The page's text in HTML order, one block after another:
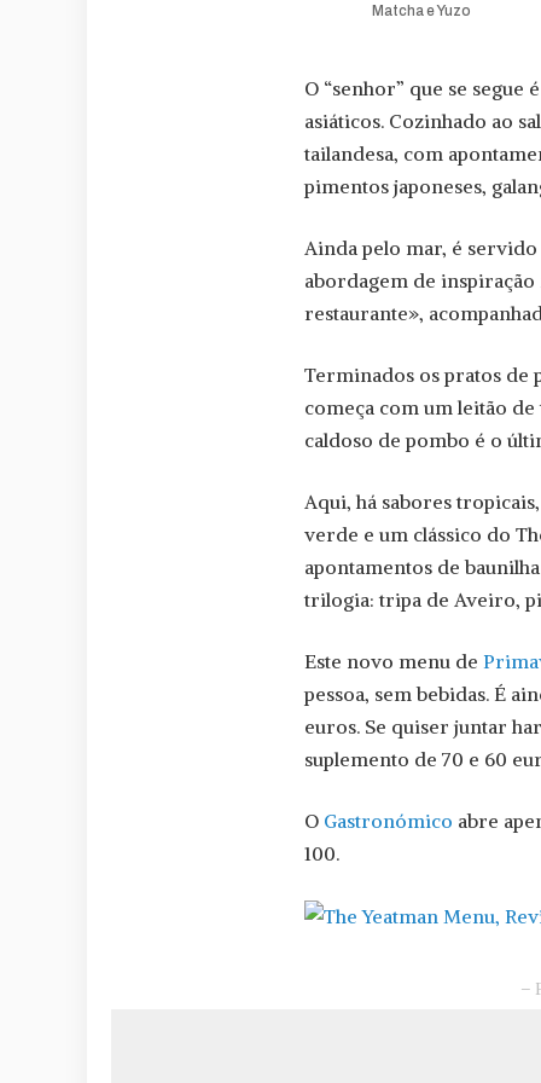
Matcha e Yuzo
O “senhor” que se segue
asiáticos. Cozinhado ao
tailandesa, com
pimentos japoneses,
Ainda pelo mar, é
abordagem de
restaurante»,
Terminados os pratos de
começa com um leitão de
caldoso de pombo é o
Aqui, há sabores
verde e um clássico do
apontamentos de
trilogia: tripa de Aveiro,
Este novo menu de
pessoa, sem bebidas. É
euros. Se quiser juntar
suplemento de 70 e 60
O Gastronómico abre
100.
–